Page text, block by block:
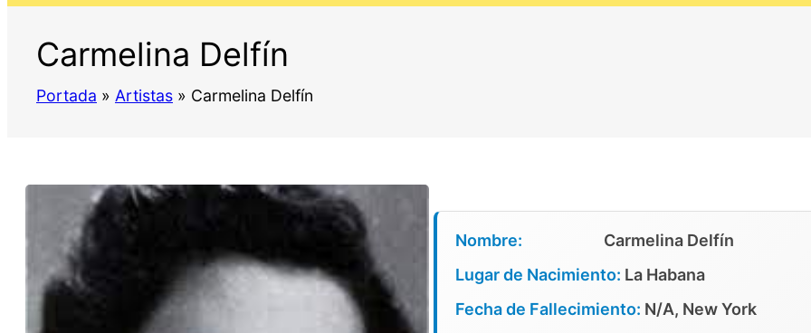
Carmelina Delfín
Portada » Artistas » Carmelina Delfín
Nombre:
Carmelina Delfín
Lugar de Nacimiento: La Habana
Fecha de Fallecimiento: N/A, New York